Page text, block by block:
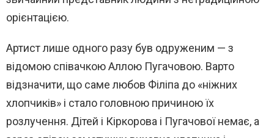
орієнтацією.
Артист лише одного разу був одруженим — з
відомою співачкою Аллою Пугачовою. Варто
відзначити, що саме любов Філіпа до «ніжних
хлопчиків» і стало головною причиною їх
розлучення. Дітей і Кіркорова і Пугачової немає, а